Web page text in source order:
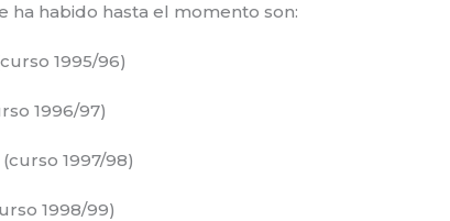
ha habido hasta el momento son:
1995/96)
1996/97)
1997/98)
1998/99)